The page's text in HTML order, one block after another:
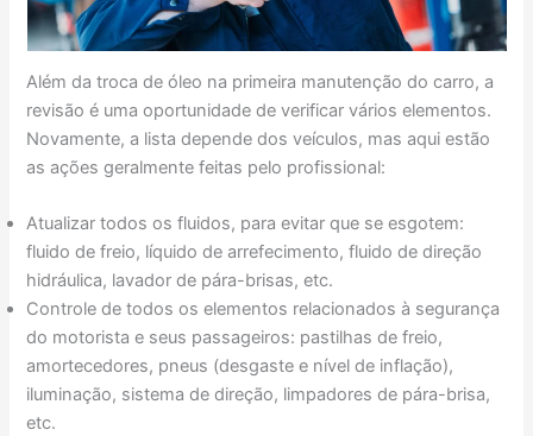
Além da troca de óleo na primeira manutenção do carro, a
revisão é uma oportunidade de verificar vários elementos.
Novamente, a lista depende dos veículos, mas aqui estão
as ações geralmente feitas pelo profissional:
Atualizar todos os fluidos, para evitar que se esgotem:
fluido de freio, líquido de arrefecimento, fluido de direção
hidráulica, lavador de pára-brisas, etc.
Controle de todos os elementos relacionados à segurança
do motorista e seus passageiros: pastilhas de freio,
amortecedores, pneus (desgaste e nível de inflação),
iluminação, sistema de direção, limpadores de pára-brisa,
etc.